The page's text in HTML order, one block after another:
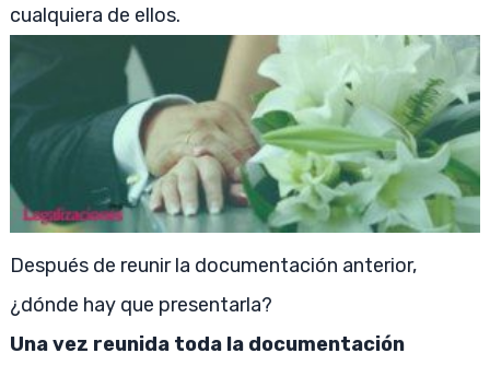
cualquiera de ellos.
Después de reunir la documentación anterior,
¿dónde hay que presentarla?
Una vez reunida toda la documentación